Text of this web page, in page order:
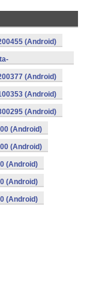
(Android)
(Android)
(Android)
(Android)
(Android)
(Android)
(Android)
(Android)
(Android)